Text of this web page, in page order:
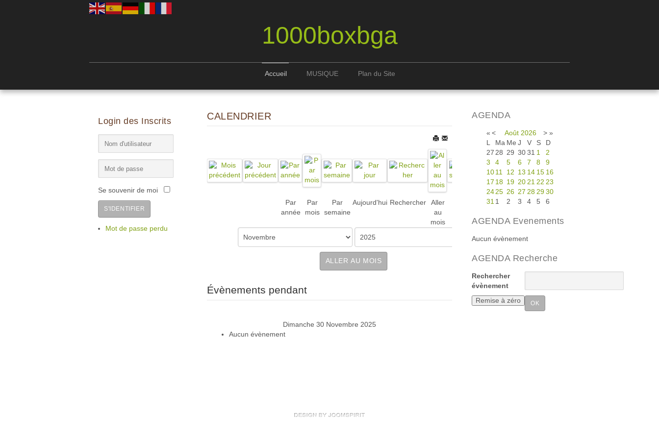
1000boxbga
Accueil MUSIQUE Plan du Site
Login des Inscrits
Se souvenir de moi
S'IDENTIFIER
Mot de passe perdu
AGENDA
« < Août 2026 > »
L
Ma Me J V S
D
27 28 29 30 31 1
2
3
4 5 6 7 8
9
10 11 12 13 14 15 16
17 18 19 20 21 22 23
2425 26 27 28 29 30
31 1 2 3 4 5 6
AGENDA Evenements
Aucun évènement
AGENDA Recherche
Rechercher
évènement
CALENDRIER
Par
année
Par
mois
Par
semaine
Aujourd'hui Rechercher
Aller
au
mois
ALLER AU MOIS
Évènements pendant
Dimanche 30 Novembre 2025
Aucun évènement